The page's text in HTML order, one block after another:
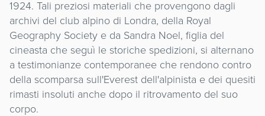
1924. Tali preziosi materiali che provengono dagli
archivi del club alpino di Londra, della Royal
Geography Society e da Sandra Noel, figlia del
cineasta che seguì le storiche spedizioni, si alternano
a testimonianze contemporanee che rendono contro
della scomparsa sull'Everest dell'alpinista e dei quesiti
rimasti insoluti anche dopo il ritrovamento del suo
corpo.